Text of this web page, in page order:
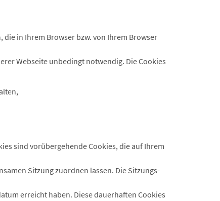
die in Ihrem Browser bzw. von Ihrem Browser
Webseite unbedingt notwendig. Die Cookies
sind vorübergehende Cookies, die auf Ihrem
Sitzung zuordnen lassen. Die Sitzungs-
erreicht haben. Diese dauerhaften Cookies